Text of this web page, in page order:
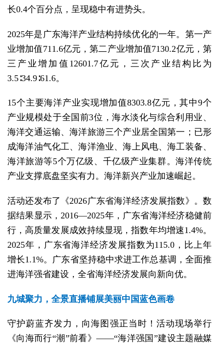
长0.4个百分点，呈现稳中有进势头。
2025年是广东海洋产业结构持续优化的一年。第一产
业增加值711.6亿元，第二产业增加值7130.2亿元，第
三产业增加值12601.7亿元，三次产业结构比为
3.5∶34.9∶61.6。
15个主要海洋产业实现增加值8303.8亿元，其中9个
产业规模处于全国前3位，海水淡化与综合利用业、
海洋交通运输、海洋旅游三个产业居全国第一；已形
成海洋油气化工、海洋渔业、海上风电、海工装备、
海洋旅游等5个万亿级、千亿级产业集群。海洋传统
产业支撑底盘坚实有力。海洋新兴产业加速崛起。
活动还发布了《2026广东省海洋经济发展指数》。数
据结果显示，2016—2025年，广东省海洋经济稳健前
行，高质量发展成效持续显现，指数年均增速1.4%。
2025年，广东省海洋经济发展指数为115.0，比上年
增长1.1%。广东省坚持稳中求进工作总基调，全面推
进海洋强省建设，全省海洋经济发展向新向优。
九城聚力，全景直播铺展美丽中国蓝色画卷
守护蔚蓝齐发力，向海图强正当时！活动现场举行
《向海而行“潮”前看》——“海洋强国”建设主题融媒